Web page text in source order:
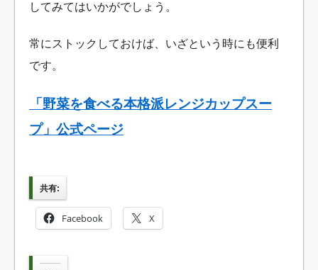
してみてはいかがでしょう。
常にストックしておけば、いざという時にも便利
です。
「野菜を食べる本格派レンジカップスー
プ」公式ページ
共有:
Facebook X